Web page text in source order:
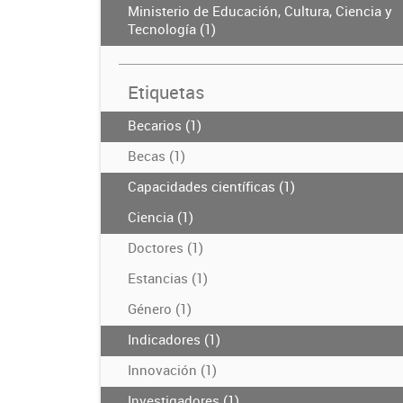
Ministerio de Educación, Cultura, Ciencia y
Tecnología (1)
Etiquetas
Becarios (1)
Becas (1)
Capacidades científicas (1)
Ciencia (1)
Doctores (1)
Estancias (1)
Género (1)
Indicadores (1)
Innovación (1)